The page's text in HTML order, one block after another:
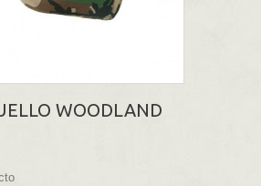
WOODLAND